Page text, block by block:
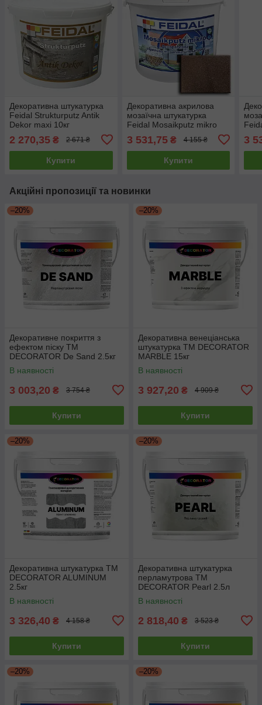
Декоративна штукатурка
Feidal Strukturputz Antik
Dekor maxi 10кг
2 270,35 ₴ 2 671 ₴
Купити
Декоративна акрилова
мозаїчна штукатурка
Feidal Mosaikputz mikro
3 531,75₴ 4 155 ₴
Купити
3
Акційні пропозиції та новинки
–20%
Декоративне покриття з
ефектом піску TM
DECORATOR De Sand 2.5кг
В наявності
3 003,20 ₴ 3 754 ₴
Купити
–20%
Декоративна венеціанська
штукатурка TM DECORATOR
MARBLE 15кг
В наявності
3 927,20 ₴ 4 909 ₴
Купити
–20%
Декоративна штукатурка ТМ
DECORATOR ALUMINUM
2.5кг
В наявності
3 326,40 ₴ 4 158 ₴
Купити
–20%
Декоративна штукатурка
перламутрова ТМ
DECORATOR Pearl 2.5л
В наявності
2 818,40 ₴ 3 523 ₴
Купити
–20% –20%